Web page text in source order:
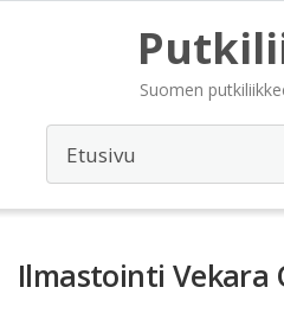
Suomen
Ilmastointi Vekara